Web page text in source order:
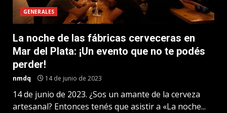
GENERALES
La noche de las fábricas cerveceras en
Mar del Plata: ¡Un evento que no te podés
perder!
nmdq 14 de junio de 2023
14 de junio de 2023. ¿Sos un amante de la cerveza
artesanal? Entonces tenés que asistir a «La noche...